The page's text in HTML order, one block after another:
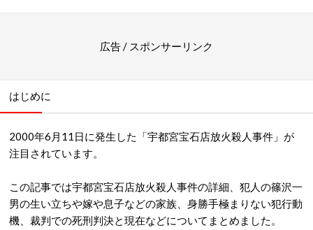
広告 / スポンサーリンク
はじめに
2000年6月11日に発生した「宇都宮宝石店放火殺人事件 」が
注目されています。
この記事では宇都宮宝石店放火殺人事件の詳細、犯人の篠沢一
男の生い立ちや嫁や息子などの家族、身勝手極まりない犯行動
機、裁判での死刑判決と現在などについてまとめました。